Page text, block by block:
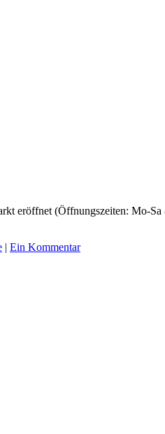
eröffnet (Öffnungszeiten: Mo-
| Ein Kommentar